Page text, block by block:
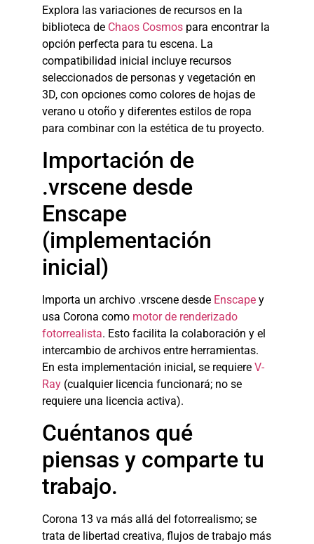
Explora las variaciones de recursos en la
biblioteca de Chaos Cosmos para encontrar la
opción perfecta para tu escena. La
compatibilidad inicial incluye recursos
seleccionados de personas y vegetación en
3D, con opciones como colores de hojas de
verano u otoño y diferentes estilos de ropa
para combinar con la estética de tu proyecto.
Importación de
.vrscene desde
Enscape
(implementación
inicial)
Importa un archivo .vrscene desde Enscape y
usa Corona como motor de renderizado
fotorrealista. Esto facilita la colaboración y el
intercambio de archivos entre herramientas.
En esta implementación inicial, se requiere V-
Ray (cualquier licencia funcionará; no se
requiere una licencia activa).
Cuéntanos qué
piensas y comparte tu
trabajo.
Corona 13 va más allá del fotorrealismo; se
trata de libertad creativa, flujos de trabajo más